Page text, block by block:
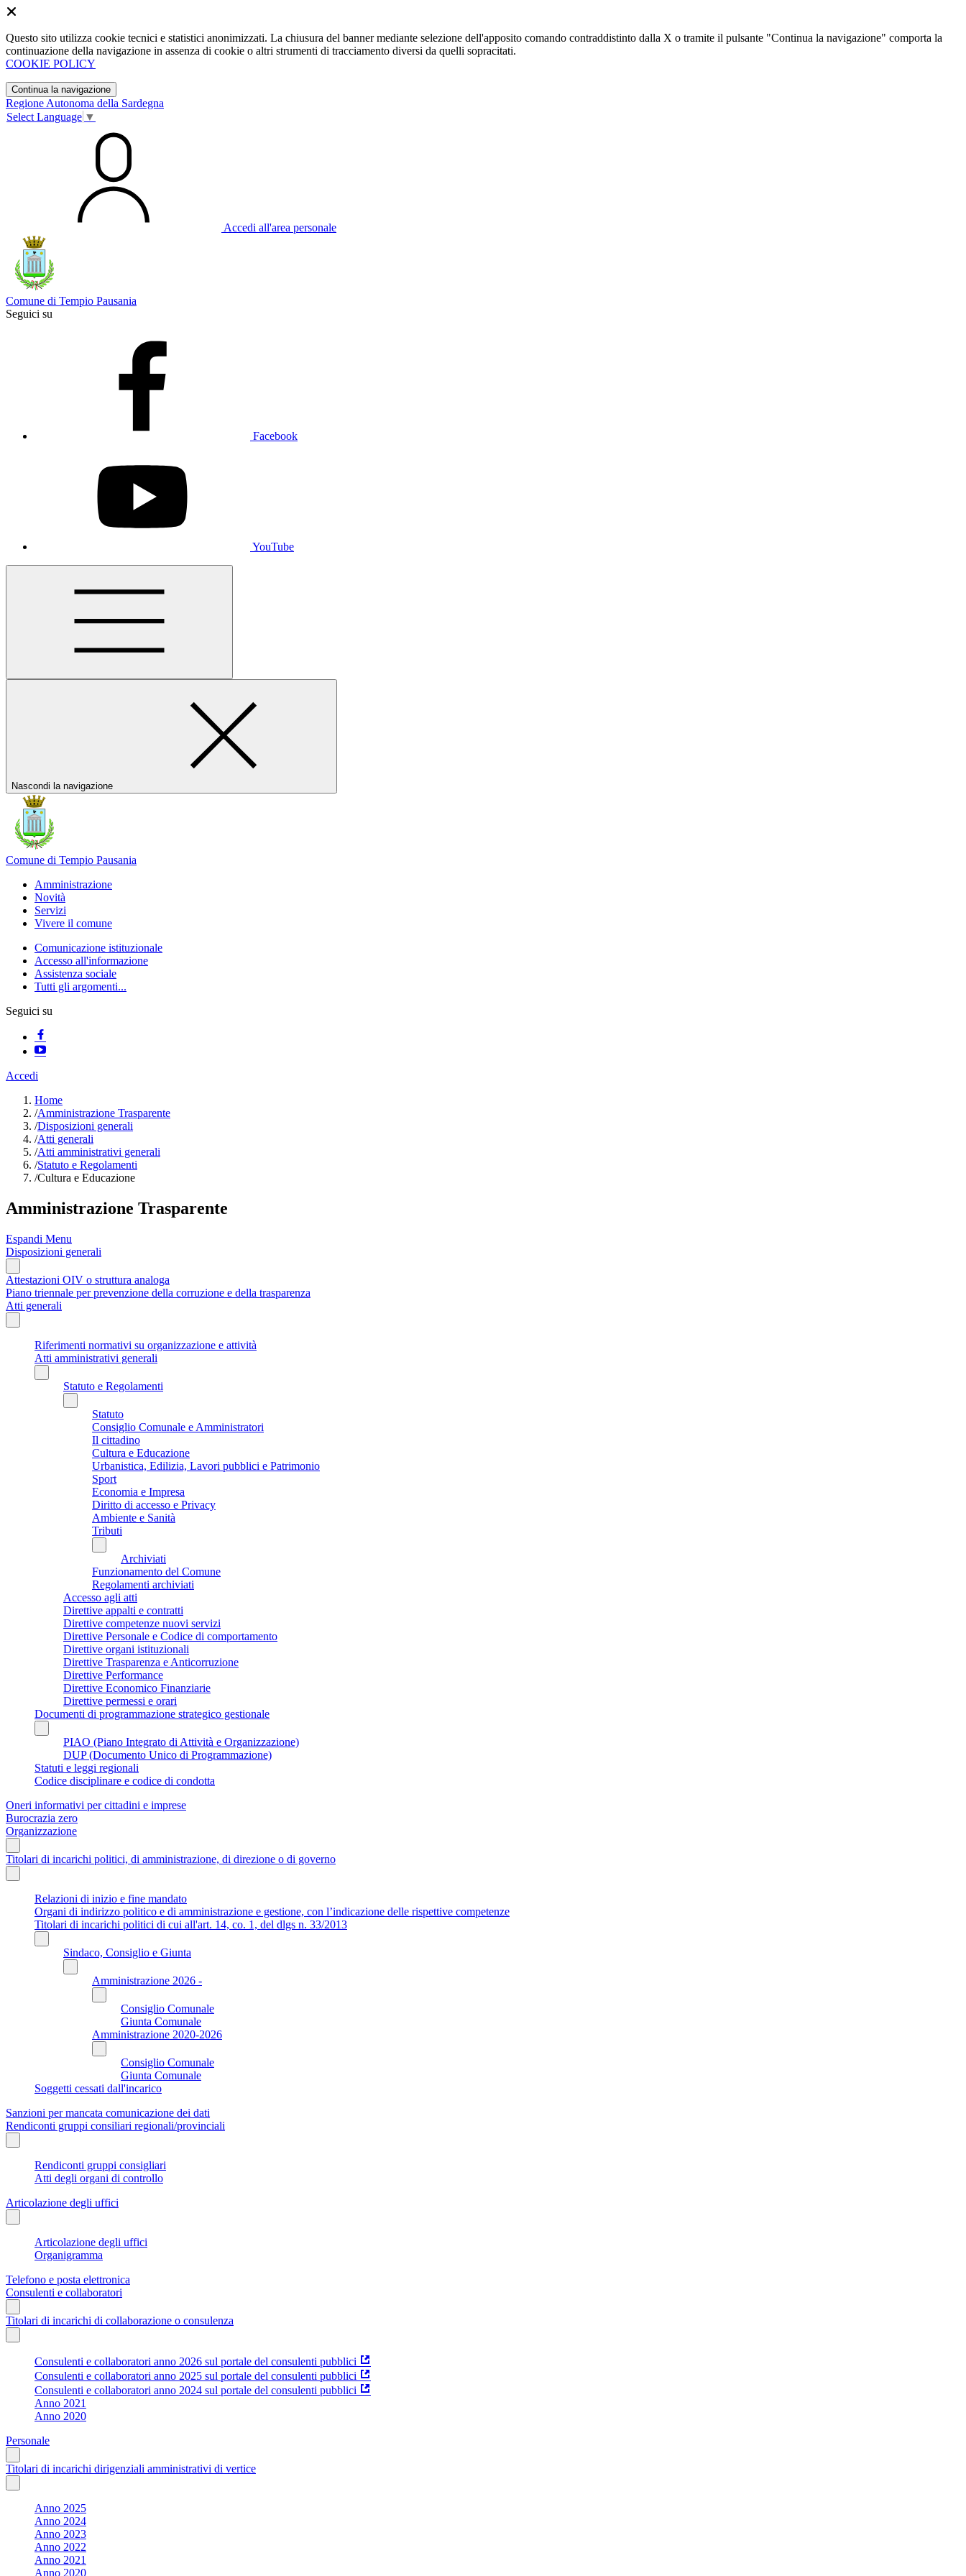
Questo sito utilizza cookie tecnici e statistici anonimizzati. La chiusura del banner mediante selezione dell'apposito comando contraddistinto dalla X o tramite il pulsante "Continua la navigazione" comporta la
continuazione della navigazione in assenza di cookie o altri strumenti di tracciamento diversi da quelli sopracitati.
COOKIE POLICY
Continua la navigazione
Regione Autonoma della Sardegna
Select Language ▼
Accedi all'area personale
Comune di Tempio Pausania
Seguici su
Facebook
YouTube
Nascondi la navigazione
Comune di Tempio Pausania
Amministrazione
Novità
Servizi
Vivere il comune
Comunicazione istituzionale
Accesso all'informazione
Assistenza sociale
Tutti gli argomenti...
Seguici su
Accedi
Home
/Amministrazione Trasparente
/Disposizioni generali
/Atti generali
/Atti amministrativi generali
/Statuto e Regolamenti
/Cultura e Educazione
Amministrazione Trasparente
Espandi Menu
Disposizioni generali
Attestazioni OIV o struttura analoga
Piano triennale per prevenzione della corruzione e della trasparenza
Atti generali
Riferimenti normativi su organizzazione e attività
Atti amministrativi generali
Statuto e Regolamenti
Statuto
Consiglio Comunale e Amministratori
Il cittadino
Cultura e Educazione
Urbanistica, Edilizia, Lavori pubblici e Patrimonio
Sport
Economia e Impresa
Diritto di accesso e Privacy
Ambiente e Sanità
Tributi
Archiviati
Funzionamento del Comune
Regolamenti archiviati
Accesso agli atti
Direttive appalti e contratti
Direttive competenze nuovi servizi
Direttive Personale e Codice di comportamento
Direttive organi istituzionali
Direttive Trasparenza e Anticorruzione
Direttive Performance
Direttive Economico Finanziarie
Direttive permessi e orari
Documenti di programmazione strategico gestionale
PIAO (Piano Integrato di Attività e Organizzazione)
DUP (Documento Unico di Programmazione)
Statuti e leggi regionali
Codice disciplinare e codice di condotta
Oneri informativi per cittadini e imprese
Burocrazia zero
Organizzazione
Titolari di incarichi politici, di amministrazione, di direzione o di governo
Relazioni di inizio e fine mandato
Organi di indirizzo politico e di amministrazione e gestione, con l’indicazione delle rispettive competenze
Titolari di incarichi politici di cui all'art. 14, co. 1, del dlgs n. 33/2013
Sindaco, Consiglio e Giunta
Amministrazione 2026 -
Consiglio Comunale
Giunta Comunale
Amministrazione 2020-2026
Consiglio Comunale
Giunta Comunale
Soggetti cessati dall'incarico
Sanzioni per mancata comunicazione dei dati
Rendiconti gruppi consiliari regionali/provinciali
Rendiconti gruppi consigliari
Atti degli organi di controllo
Articolazione degli uffici
Articolazione degli uffici
Organigramma
Telefono e posta elettronica
Consulenti e collaboratori
Titolari di incarichi di collaborazione o consulenza
Consulenti e collaboratori anno 2026 sul portale del consulenti pubblici
Consulenti e collaboratori anno 2025 sul portale del consulenti pubblici
Consulenti e collaboratori anno 2024 sul portale del consulenti pubblici
Anno 2021
Anno 2020
Personale
Titolari di incarichi dirigenziali amministrativi di vertice
Anno 2025
Anno 2024
Anno 2023
Anno 2022
Anno 2021
Anno 2020